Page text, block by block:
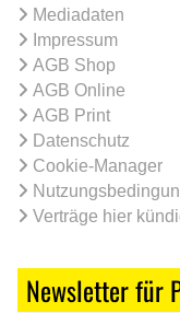
Mediadaten
Impressum
AGB Shop
AGB Online
AGB Print
Datenschutz
Cookie-Manager
Verträge hier
Newsletter für